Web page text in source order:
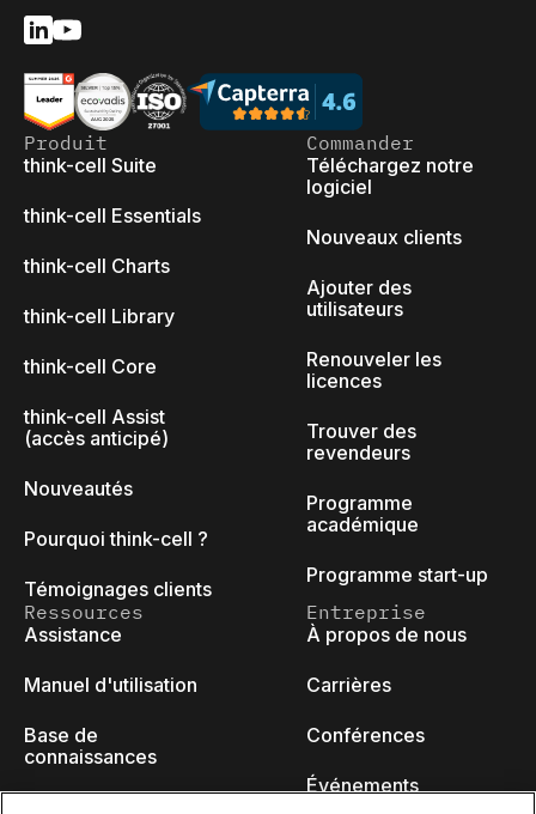
Produit
think-cell Suite
think-cell Essentials
think-cell Charts
think-cell Library
think-cell Core
think-cell Assist
(accès anticipé)
Nouveautés
Pourquoi think-cell ?
Témoignages clients
Commander
Téléchargez notre
logiciel
Nouveaux clients
Ajouter des
utilisateurs
Renouveler les
licences
Trouver des
revendeurs
Programme
académique
Programme start-up
Ressources
Assistance
Manuel d'utilisation
Base de
connaissances
Entreprise
À propos de nous
Carrières
Conférences
Événements